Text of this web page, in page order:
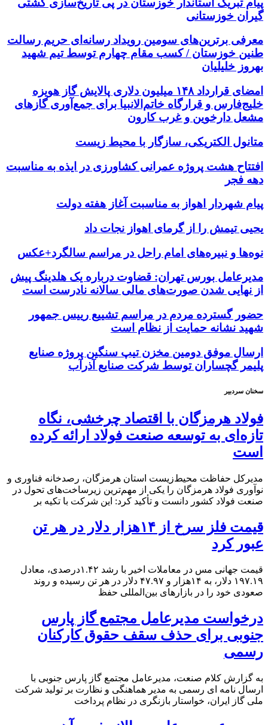
گیران خوزستانی
معرفی برترین‌های سومین رویداد رسانه‌ای حریم رسالت
طنین خوزستان / کسب مقام چهارم توسط تیم شهید
بهروز خلیلیان
امضای قرارداد ۱۴۸ میلیون دلاری پالایش گاز هویزه
خلیج‌فارس و قرارگاه خاتم‌الانبیا برای جمع‌آوری گازهای
مشعل دارخوین و غرب کارون
متانول الکتریکی، سازگار با محیط زیست
افتتاح هشت پروژه عمرانی کشاورزی در ایذه به مناسبت
دهه فجر
پیام شهردار اهواز به مناسبت آغاز هفته دولت
یحیی تیمش را از گرمای اهواز نجات داد
نوه‌ها و نبیره‌های امام راحل در مراسم سالگرد+عکس
مدیرعامل بورس تهران: قضاوت درباره یک هلدینگ پیش
از نهایی شدن صورت‌های مالی سالانه نادرست است
حضور گسترده مردم در مراسم تشییع رییس جمهور
شهید نشانه حمایت از نظام است
ارسال موفق دومین مخزن تیپ سنگین پروژه صنایع
پلیمر گچساران توسط شرکت صنایع آذرآب
سخنان سردبیر
فولاد هرمزگان با اقتصاد چرخشی، نگاه
تازه‌ای به توسعه صنعت فولاد ارائه کرده
است
مدیرکل حفاظت محیط‌زیست استان هرمزگان، رصدخانه فناوری و
نوآوری فولاد هرمزگان را یکی از مهم‌ترین زیرساخت‌های تحول در
صنعت فولاد کشور دانست و تأکید کرد: این شرکت با تکیه بر
قیمت فلز سرخ از ۱۴هزار دلار در هر تن
عبور کرد
قیمت جهانی مس در معاملات اخیر با رشد ۱.۴۲درصدی، معادل
۱۹۷.۱۹ دلار، به ۱۴هزار و ۴۷.۹۷ دلار در هر تن رسیده و روند
صعودی خود را در بازارهای بین‌المللی حفظ
درخواست مدیرعامل مجتمع گاز پارس
جنوبی برای حذف سقف حقوق کارکنان
رسمی
به گزارش کلام صنعت، مدیرعامل مجتمع گاز پارس جنوبی با
ارسال نامه ای رسمی به مدیر هماهنگی و نظارت بر تولید شرکت
ملی گاز ایران، خواستار بازنگری در نظام پرداخت